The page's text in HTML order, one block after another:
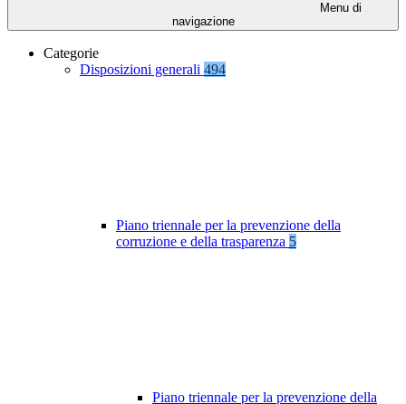
Menu di
navigazione
Categorie
Disposizioni generali 494
Piano triennale per la prevenzione della
corruzione e della trasparenza 5
Piano triennale per la prevenzione della